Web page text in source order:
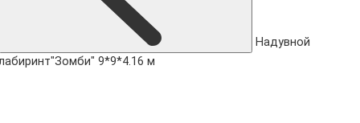
Надувной
9*9*4.16 м